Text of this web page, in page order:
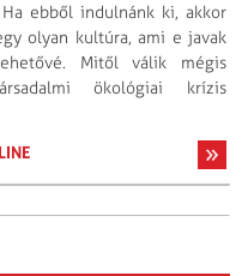
ebből indulnánk ki, akkor
olyan kultúra, ami e javak
Mitől válik mégis
ökológiai krízis